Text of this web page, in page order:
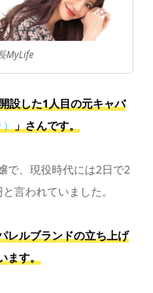
MyLife
設した1人目の元キャバ
）」さんです。
で、現役時代には2日で2
言われていました。
レルブランドの立ち上げ
ます。